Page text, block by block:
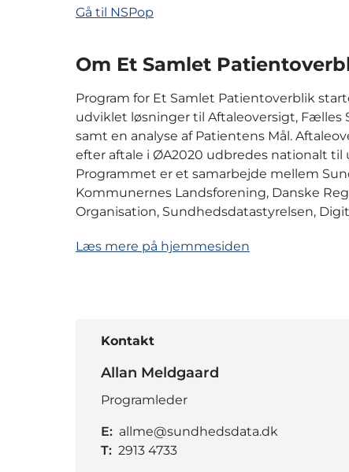
Gå til NSPop
Om Et Samlet
Program for Et Samlet Patientoverblik
udviklet løsninger til Aftaleoversigt, Fælles
samt en analyse af Patientens Mål.
efter aftale i ØA2020 udbredes nationalt til
Programmet er et samarbejde mellem
Kommunernes Landsforening, Danske
Organisation, Sundhedsdatastyrelsen,
Læs mere på hjemmesiden
Kontakt
Allan Meldgaard
Programleder
E: allme@sundhedsdata.dk
T: 2913 4733